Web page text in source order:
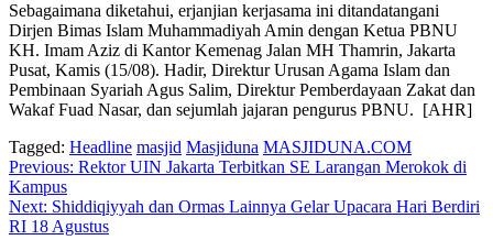
Sebagaimana diketahui, erjanjian kerjasama ini ditandatangani
Dirjen Bimas Islam Muhammadiyah Amin dengan Ketua PBNU
KH. Imam Aziz di Kantor Kemenag Jalan MH Thamrin, Jakarta
Pusat, Kamis (15/08). Hadir, Direktur Urusan Agama Islam dan
Pembinaan Syariah Agus Salim, Direktur Pemberdayaan Zakat dan
Wakaf Fuad Nasar, dan sejumlah jajaran pengurus PBNU. [AHR]
Tagged: Headline masjid Masjiduna MASJIDUNA.COM
Navigasi
pos
Previous: Rektor UIN Jakarta Terbitkan SE Larangan Merokok di
Kampus
Next: Shiddiqiyyah dan Ormas Lainnya Gelar Upacara Hari Berdiri
RI 18 Agustus